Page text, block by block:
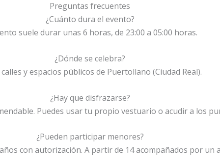
Preguntas frecuentes
¿Cuánto dura el evento?
suele durar unas 6 horas, de 23:00 a 05:00 horas.
¿Dónde se celebra?
calles y espacios públicos de Puertollano (Ciudad Real).
¿Hay que disfrazarse?
Puedes usar tu propio vestuario o acudir a los
¿Pueden participar menores?
con autorización. A partir de 14 acompañados por un